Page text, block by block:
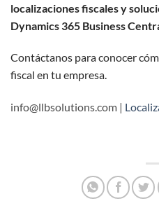
localizaciones fiscales y
Dynamics 365 Business
Contáctanos para conocer
fiscal en tu empresa.
info@llbsolutions.com |